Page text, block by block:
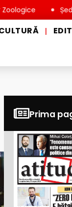
Ședință
|
Prima